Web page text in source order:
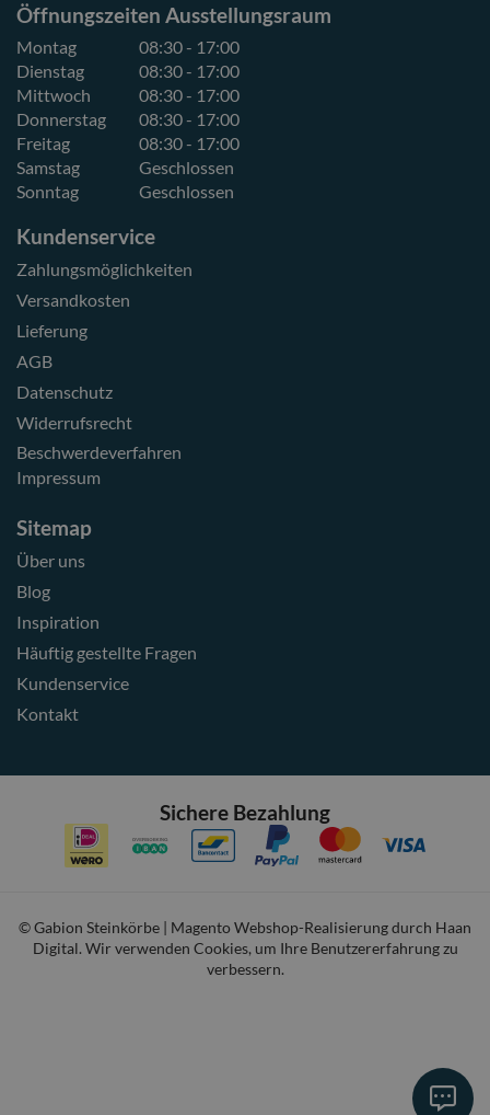
Öffnungszeiten Ausstellungsraum
Montag
08:30 - 17:00
Dienstag
08:30 - 17:00
Mittwoch
08:30 - 17:00
Donnerstag
08:30 - 17:00
Freitag
08:30 - 17:00
Samstag
Geschlossen
Sonntag
Geschlossen
Kundenservice
Zahlungsmöglichkeiten
Versandkosten
Lieferung
AGB
Datenschutz
Widerrufsrecht
Beschwerdeverfahren
Impressum
Sitemap
Über uns
Blog
Inspiration
Häuftig gestellte Fragen
Kundenservice
Kontakt
Sichere Bezahlung
© Gabion Steinkörbe | Magento Webshop-Realisierung durch Haan
Digital . Wir verwenden Cookies, um Ihre Benutzererfahrung zu
verbessern.